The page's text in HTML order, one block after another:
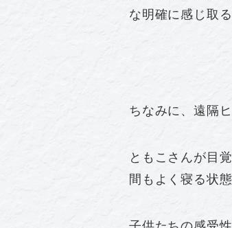
な明確に感じ取
ちなみに、遠隔
ともこさんが目
間もよく寝る状